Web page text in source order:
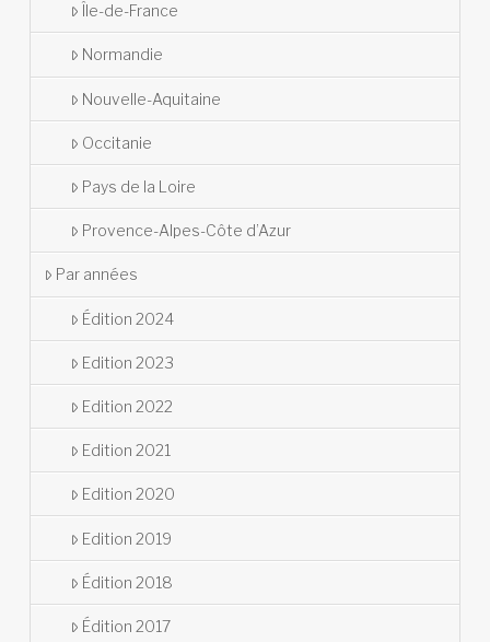
Île-de-France
Normandie
Nouvelle-Aquitaine
Occitanie
Pays de la Loire
Provence-Alpes-Côte d’Azur
Par années
Édition 2024
Edition 2023
Edition 2022
Edition 2021
Edition 2020
Edition 2019
Édition 2018
Édition 2017